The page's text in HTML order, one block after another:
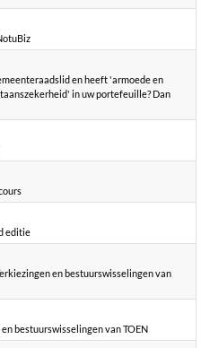
en heeft 'armoede en
in uw portefeuille? Dan
editie
en bestuurswisselingen van
bestuurswisselingen van TOEN